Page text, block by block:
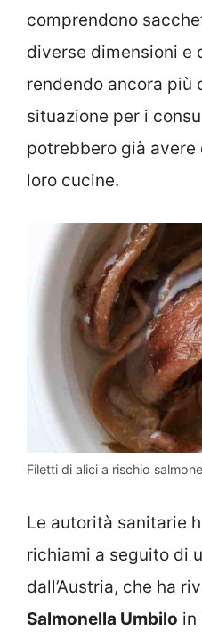
comprendono
diverse dimensioni e
rendendo ancora più
situazione per i
potrebbero già
loro cucine.
Filetti di alici a rischio
Le autorità sanitarie
richiami a seguito di
dall’Austria, che ha
Salmonella Umbilo in